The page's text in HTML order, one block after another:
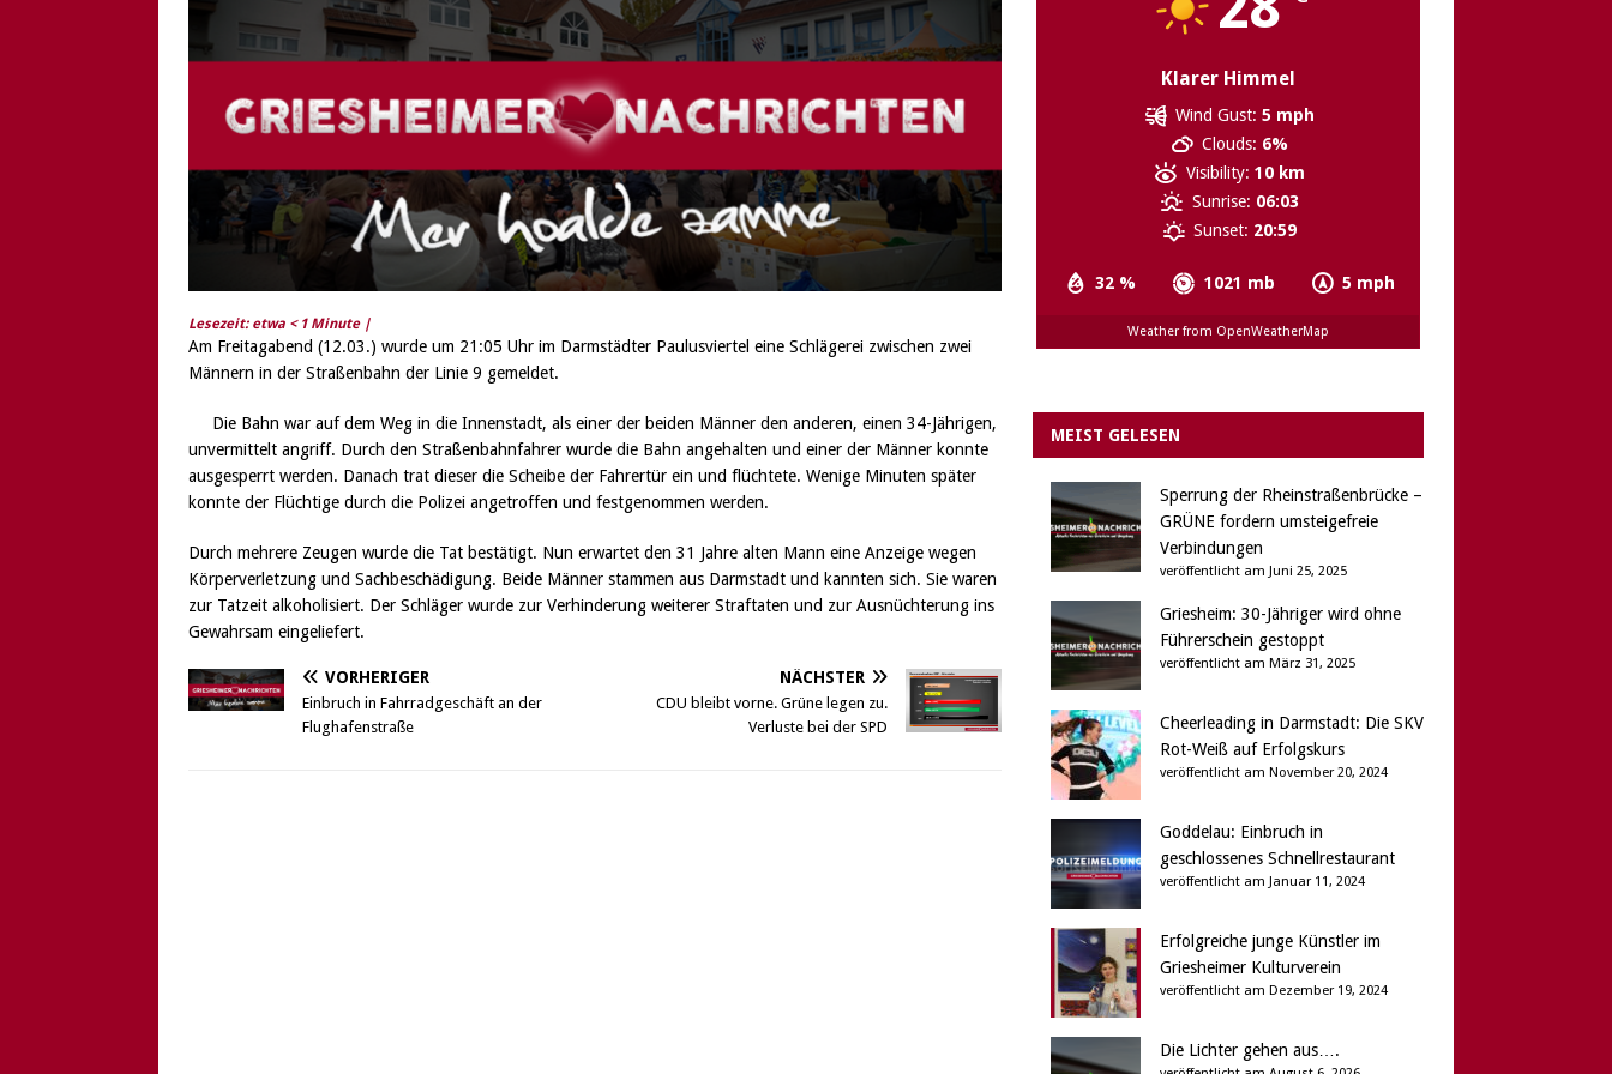
[ 6. August 2026 ] Die Lichter gehen aus…. IN EIGENER SACHE
Lesezeit: etwa < 1 Minute |
Am Freitagabend (12.03.) wurde um 21:05 Uhr im Darmstädter Paulusviertel eine Schlägerei zwischen zwei
Männern in der Straßenbahn der Linie 9 gemeldet.
Die Bahn war auf dem Weg in die Innenstadt, als einer der beiden Männer den anderen, einen 34-Jährigen,
unvermittelt angriff. Durch den Straßenbahnfahrer wurde die Bahn angehalten und einer der Männer konnte
ausgesperrt werden. Danach trat dieser die Scheibe der Fahrertür ein und flüchtete. Wenige Minuten später
konnte der Flüchtige durch die Polizei angetroffen und festgenommen werden.
Durch mehrere Zeugen wurde die Tat bestätigt. Nun erwartet den 31 Jahre alten Mann eine Anzeige wegen
Körperverletzung und Sachbeschädigung. Beide Männer stammen aus Darmstadt und kannten sich. Sie waren
zur Tatzeit alkoholisiert. Der Schläger wurde zur Verhinderung weiterer Straftaten und zur Ausnüchterung ins
Gewahrsam eingeliefert.
VORHERIGER
Einbruch in Fahrradgeschäft an der
Flughafenstraße
NÄCHSTER
CDU bleibt vorne. Grüne legen zu.
Verluste bei der SPD
Klarer Himmel
32 % 1021 mb 5 mph
Wind Gust: 5 mph
Clouds: 6%
Visibility: 10 km
Sunrise: 06:03
Sunset: 20:59
Weather from OpenWeatherMap
MEIST GELESEN
Sperrung der Rheinstraßenbrücke –
GRÜNE fordern umsteigefreie
Verbindungen
veröffentlicht am Juni 25, 2025
Griesheim: 30-Jähriger wird ohne
Führerschein gestoppt
veröffentlicht am März 31, 2025
Cheerleading in Darmstadt: Die SKV
Rot-Weiß auf Erfolgskurs
veröffentlicht am November 20, 2024
Goddelau: Einbruch in
geschlossenes Schnellrestaurant
veröffentlicht am Januar 11, 2024
Erfolgreiche junge Künstler im
Griesheimer Kulturverein
veröffentlicht am Dezember 19, 2024
Die Lichter gehen aus….